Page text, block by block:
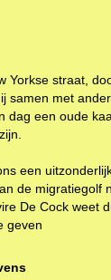
Yorkse straat,
samen met
dag een oude
een
de migratiegolf
De Cock weet
geven